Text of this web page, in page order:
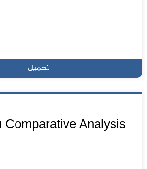
تحميل
Comparative Analysis